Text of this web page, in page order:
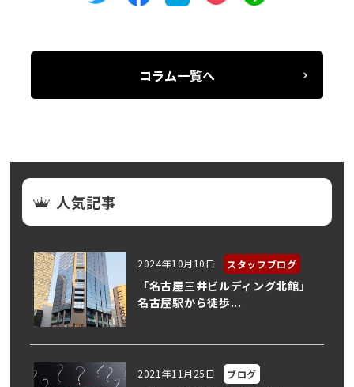
コラム一覧へ
人気記事
2024年10月10日 スタッフブログ
「名古屋三井ビルディング北館」
名古屋駅から徒歩...
2021年11月25日 ブログ